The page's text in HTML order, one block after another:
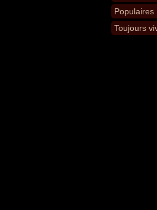
Populaires
Toujours